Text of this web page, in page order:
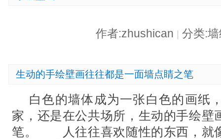
作者:zhushican 分类:
生动的手绘壁画往往都是一面墙点睛之笔
白色的墙体成为一张白色的画纸
家，还是在公共场所，生动的手绘壁
笔。 人往往喜欢随性的东西，就